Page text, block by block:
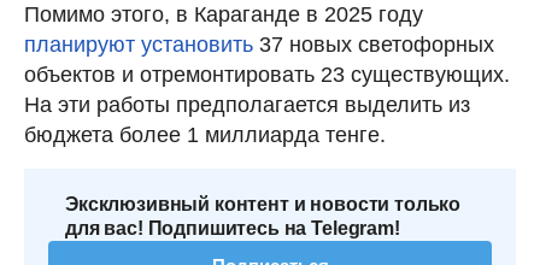
Помимо этого, в Караганде в 2025 году
планируют установить 37 новых светофорных
объектов и отремонтировать 23 существующих.
На эти работы предполагается выделить из
бюджета более 1 миллиарда тенге.
Эксклюзивный контент и новости только
для вас! Подпишитесь на Telegram!